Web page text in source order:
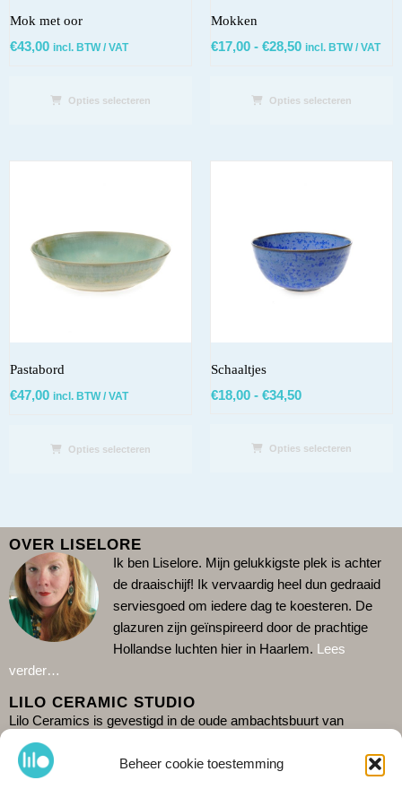
Beheer cookie toestemming
Mok met oor
€43,00 incl. BTW / VAT
Opties selecteren
Mokken
€17,00 - €28,50 incl. BTW / VAT
Opties selecteren
Pastabord
€47,00 incl. BTW / VAT
Opties selecteren
Schaaltjes
€18,00 - €34,50
Opties selecteren
OVER LISELORE
Ik ben Liselore. Mijn gelukkigste plek is achter
de draaischijf! Ik vervaardig heel dun gedraaid
serviesgoed om iedere dag te koesteren. De
glazuren zijn geïnspireerd door de prachtige
Hollandse luchten hier in Haarlem. Lees
verder…
LILO CERAMIC STUDIO
Lilo Ceramics is gevestigd in de oude ambachtsbuurt van
Haarlem: De Burgwal. Kom gezellig langs in mijn winkel en zie
hoe ik aan het werk ben in de studio erachter. Omdat ik alleen